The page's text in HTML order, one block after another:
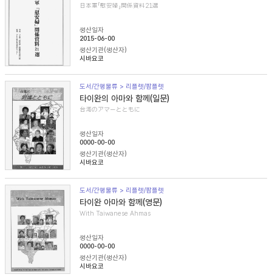
日本軍「慰安婦」関係資料21選
생산일자
2015-06-00
생산기관(생산자)
시바요코
도서/간행물류 > 리플렛/팜플렛
타이완의 아마와 함께(일문)
台湾のアマーとともに
생산일자
0000-00-00
생산기관(생산자)
시바요코
도서/간행물류 > 리플렛/팜플렛
타이완 아마와 함께(영문)
With Taiwanese Ahmas
생산일자
0000-00-00
생산기관(생산자)
시바요코